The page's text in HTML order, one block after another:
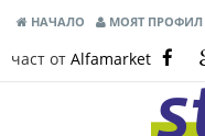
НАЧАЛО МОЯТ ПРОФИЛ
част от Alfamarket